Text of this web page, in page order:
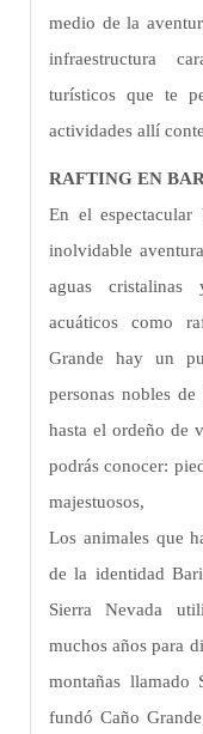
medio de la
infraestructura
turísticos que te
actividades allí
RAFTING EN
En el espectacular
inolvidable
aguas cristalinas
acuáticos como
Grande hay un
personas nobles de
hasta el ordeño de
podrás conocer:
majestuosos,
Los animales que
de la identidad
Sierra Nevada
muchos años para
montañas llamado
fundó Caño